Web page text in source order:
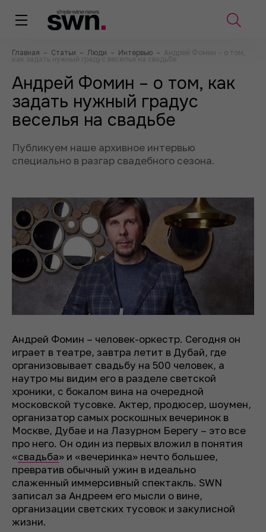
Главная – Статьи – Люди – Интервью – Андрей Фомин – о том,
как задать нужный градус веселья на свадьбе
Андрей Фомин – о том, как
задать нужный градус
веселья на свадьбе
Публикуем наше архивное интервью
специально в разгар свадебного сезона.
Андрей Фомин – человек-оркестр. Сегодня он
играет в театре, завтра летит в Дубай, где
организовывает свадьбу на 500 человек, а
наутро мы видим его в разделе светской
хроники, с бокалом вина на очередной
московской тусовке. Актер, продюсер, шоумен,
организатор самых роскошных вечеринок в
Москве, Дубае и на Лазурном Берегу – это все
про него. Он один из первых вложил в понятия
«свадьба» и «вечеринка» нечто большее,
превратив обычный ужин в идеально
слаженный иммерсивный спектакль. SWN
записал за Андреем его мысли о вине,
организации светских тусовок и закулисной
жизни.